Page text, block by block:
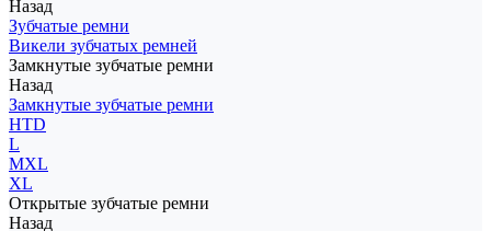
Назад
Зубчатые ремни
Викели зубчатых ремней
Замкнутые зубчатые ремни
Назад
Замкнутые зубчатые ремни
HTD
L
MXL
XL
Открытые зубчатые ремни
Назад